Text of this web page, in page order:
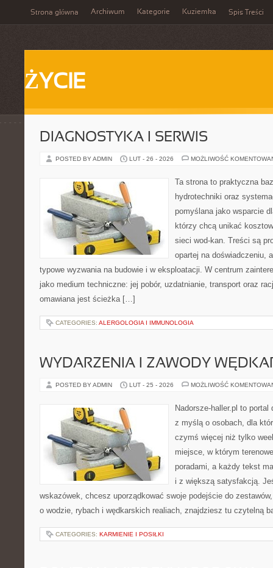
Strona główna Archiwum Kategorie Kuziemka Spis Treści
ŻYCIE
DIAGNOSTYKA I SERWIS
POSTED BY ADMIN LUT - 26 - 2026 MOŻLIWOŚĆ
Ta strona to praktyczna
hydrotechniki oraz
pomyślana jako wsparcie
którzy chcą unikać
sieci wod-kan. Treści są
opartej na doświadczeniu,
typowe wyzwania na budowie i w eksploatacji. W centrum
jako medium techniczne: jej pobór, uzdatnianie, transport oraz
omawiana jest ścieżka […]
CATEGORIES: ALERGOLOGIA I IMMUNOLOGIA
WYDARZENIA I ZAWODY
POSTED BY ADMIN LUT - 25 - 2026 MOŻLIWOŚĆ
Nadorsze-haller.pl to portal
z myślą o osobach, dla
czymś więcej niż tylko
miejsce, w którym
poradami, a każdy tekst
i z większą satysfakcją.
wskazówek, chcesz uporządkować swoje podejście do
o wodzie, rybach i wędkarskich realiach, znajdziesz tu czytelną
CATEGORIES: KARMIENIE I POSIŁKI